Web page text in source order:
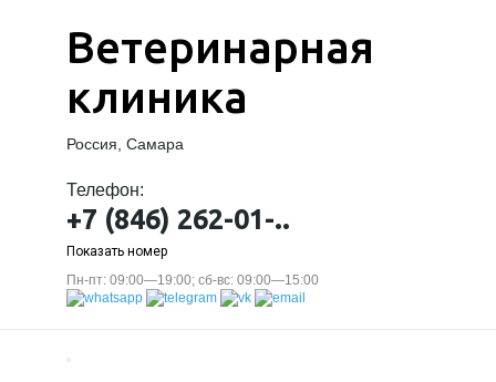
Ветеринарная
клиника
Россия, Самара
Телефон:
+7 (846) 262-01-..
Показать номер
Пн-пт: 09:00—19:00; сб-вс: 09:00—15:00